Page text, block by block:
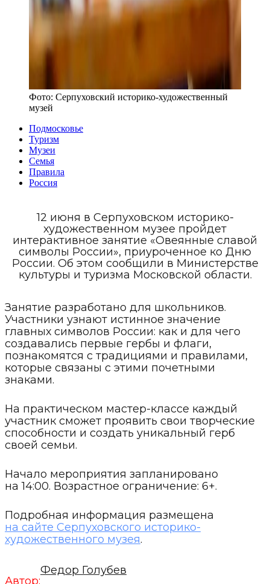
Фото: Серпуховский историко-художественный
музей
Подмосковье
Туризм
Музеи
Семья
Правила
Россия
12 июня в Серпуховском историко-
художественном музее пройдет
интерактивное занятие «Овеянные славой
символы России», приуроченное ко Дню
России. Об этом сообщили в Министерстве
культуры и туризма Московской области.
Занятие разработано для школьников.
Участники узнают истинное значение
главных символов России: как и для чего
создавались первые гербы и флаги,
познакомятся с традициями и правилами,
которые связаны с этими почетными
знаками.
На практическом мастер-классе каждый
участник сможет проявить свои творческие
способности и создать уникальный герб
своей семьи.
Начало мероприятия запланировано
на 14:00. Возрастное ограничение: 6+.
Подробная информация размещена
на сайте Серпуховского историко-
художественного музея.
Автор:
Федор Голубев